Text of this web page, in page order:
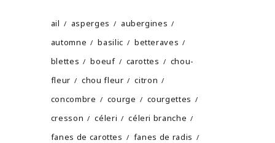
ail asperges
aubergines
automne
basilic
betteraves
blettes
boeuf carottes
chou-
fleur
chou fleur
citron
concombre
courge
courgettes
cresson
céleri
céleri branche
fanes de carottes
fanes de radis